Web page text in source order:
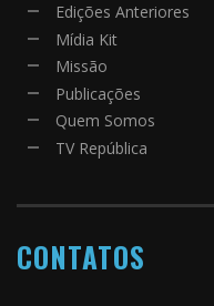
Edições Anteriores
Mídia Kit
Missão
Publicações
Quem Somos
TV República
CONTATOS